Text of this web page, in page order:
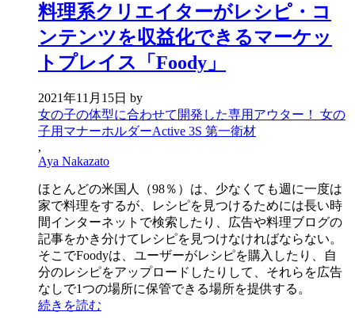
料理系クリエイターがレシピ・コ
ンテンツを収益化できるマーケッ
トプレイス「Foody」
2021年11月15日 by
女の子の体型に合わせて開発した専用アウター！ 女の
子用マナーホルダーActive 3S 第一衛材
,
Aya Nakazato
ほとんどの米国人（98％）は、少なくても週に一度は
家で料理をするが、レシピを見つけるためには長い時
間インターネットで検索したり、広告や料理ブログの
記事をかき分けてレシピを見つけなければならない。
そこでFoodyは、ユーザーがレシピを購入したり、自
分のレシピをアップロードしたりして、それらを広告
なしで1つの場所に保管できる場所を提供する。
続きを読む